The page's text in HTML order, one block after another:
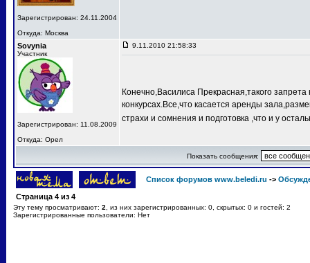
Зарегистрирован: 24.11.2004
Откуда: Москва
Sovynia
Участник
Зарегистрирован: 11.08.2009
Откуда: Орел
9.11.2010 21:58:33
Конечно,Василиса Прекрасная,такого
конкурсах.Все,что касается аренды
страхи и сомнения и подготовка ,что и у
Показать сообщения:
Список форумов www.beledi.ru ->
Страница 4 из 4
Эту тему просматривают: 2 , из них зарегистрированных: 0, скрытых: 0 и гостей: 2
Зарегистрированные пользователи: Нет